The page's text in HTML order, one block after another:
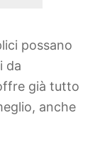
possano
da
già tutto
anche